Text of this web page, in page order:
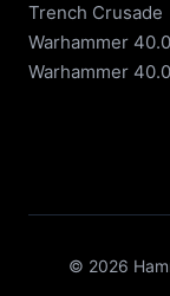
Trench Crusade
Warhammer
Warhammer
© 2026